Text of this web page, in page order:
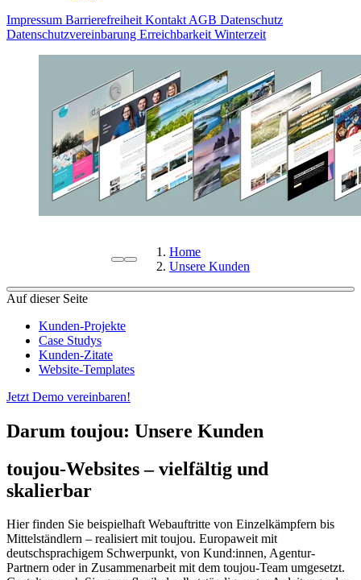
Impressum Barrierefreiheit Kontakt AGB Datenschutz
Datenschutzvereinbarung Erreichbarkeit Winterzeit
Home
Unsere Kunden
Auf dieser Seite
Kunden-Projekte
Case Studys
Kunden-Zitate
Website-Templates
Jetzt Demo vereinbaren!
Darum toujou: Unsere Kunden
toujou-Websites – vielfältig und
skalierbar
Hier finden Sie beispielhaft Webauftritte von Einzelkämpfern bis
Mittelständlern – realisiert mit toujou. Europaweit mit
deutschsprachigem Schwerpunkt, von Kund:innen, Agentur-
Partnern oder in Zusammenarbeit mit dem toujou-Team umgesetzt.